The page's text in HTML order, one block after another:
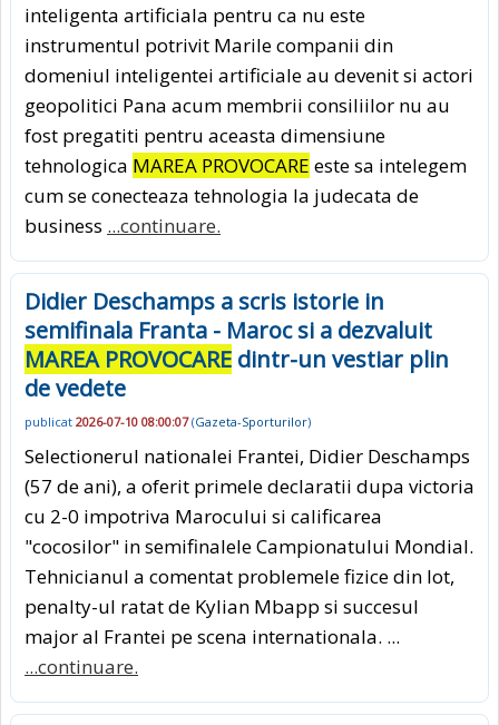
inteligenta artificiala pentru ca nu este
instrumentul potrivit Marile companii din
domeniul inteligentei artificiale au devenit si actori
geopolitici Pana acum membrii consiliilor nu au
fost pregatiti pentru aceasta dimensiune
tehnologica MAREA PROVOCARE este sa intelegem
cum se conecteaza tehnologia la judecata de
business ...continuare.
Didier Deschamps a scris istorie in
semifinala Franta - Maroc si a dezvaluit
MAREA PROVOCARE dintr-un vestiar plin
de vedete
publicat 2026-07-10 08:00:07(Gazeta-Sporturilor)
Selectionerul nationalei Frantei, Didier Deschamps
(57 de ani), a oferit primele declaratii dupa victoria
cu 2-0 impotriva Marocului si calificarea
"cocosilor" in semifinalele Campionatului Mondial.
Tehnicianul a comentat problemele fizice din lot,
penalty-ul ratat de Kylian Mbapp si succesul
major al Frantei pe scena internationala. ...
...continuare.